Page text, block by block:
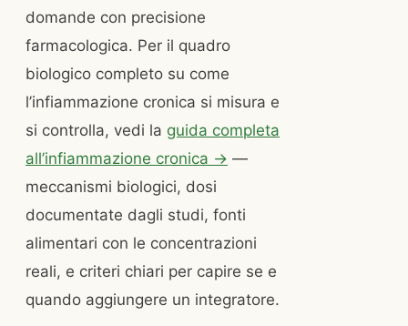
domande con precisione
farmacologica. Per il quadro
biologico completo su come
l’infiammazione cronica si misura e
si controlla, vedi la guida completa
all’infiammazione cronica → —
meccanismi biologici, dosi
documentate dagli studi, fonti
alimentari con le concentrazioni
reali, e criteri chiari per capire se e
quando aggiungere un integratore.